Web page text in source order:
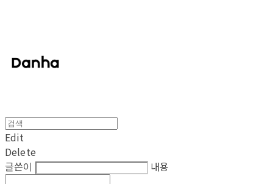
Edit
Delete
글쓴이
내용